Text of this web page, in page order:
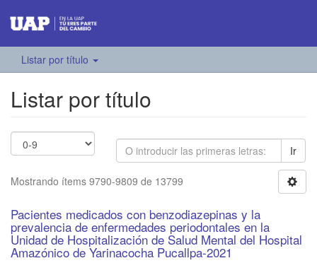
Listar por título
Listar por título
Ir
Mostrando ítems 9790-9809 de 13799
Pacientes medicados con benzodiazepinas y la
prevalencia de enfermedades periodontales en la
Unidad de Hospitalización de Salud Mental del Hospital
Amazónico de Yarinacocha Pucallpa-2021